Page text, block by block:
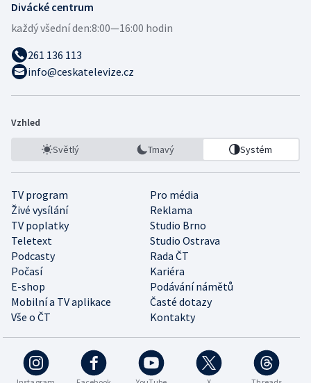
Divácké centrum
každý všední den:8:00—16:00 hodin
261 136 113
info@ceskatelevize.cz
Vzhled
Světlý Tmavý Systém
TV program
Pro média
Živé vysílání
Reklama
TV poplatky
Studio Brno
Teletext
Studio Ostrava
Podcasty
Rada ČT
Počasí
Kariéra
E-shop
Podávání námětů
Mobilní a TV aplikace
Časté dotazy
Vše o ČT
Kontakty